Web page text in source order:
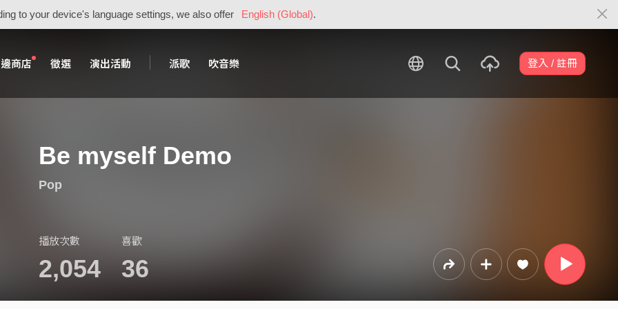
to your device's language settings, we also offer English (Global).
商店 徵選 演出活動 派歌 吹音樂 登入 / 註冊
Be myself Demo
Pop
播放次數
2,054
喜歡
36